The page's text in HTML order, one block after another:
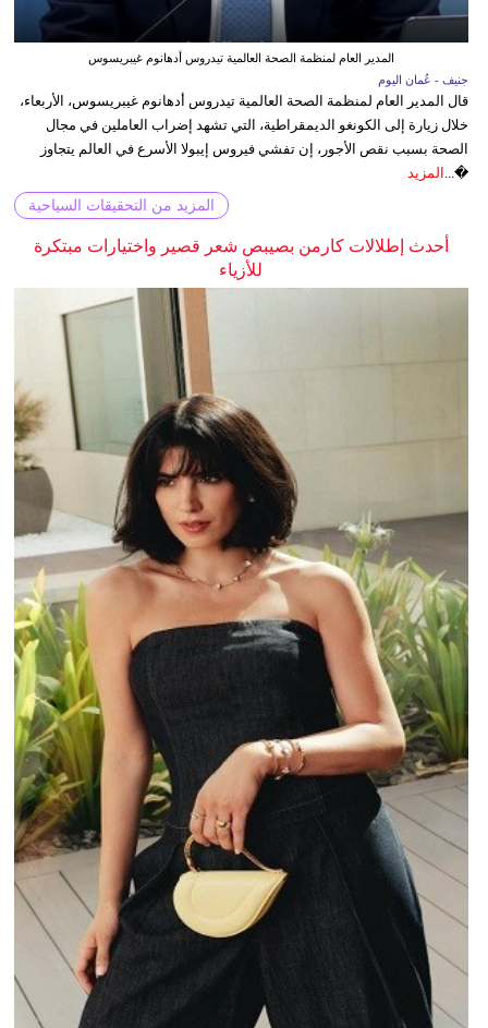
المدير العام لمنظمة الصحة العالمية تيدروس أدهانوم غيبريسوس
جنيف - عُمان اليوم
قال المدير العام لمنظمة الصحة العالمية تيدروس أدهانوم غيبريسوس، الأربعاء،
خلال زيارة إلى الكونغو الديمقراطية، التي تشهد إضراب العاملين في مجال
الصحة بسبب نقص الأجور، إن تفشي فيروس إيبولا الأسرع في العالم يتجاوز
�...
المزيد
المزيد من التحقيقات السياحية
أحدث إطلالات كارمن بصيبص شعر قصير واختيارات مبتكرة
للأزياء